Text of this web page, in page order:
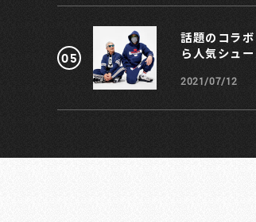
話題のコラ
ら人気シュ
2021/07/12